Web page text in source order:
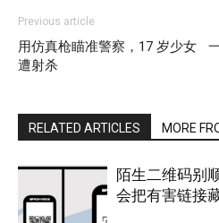
Previous article
用仿真枪瞄准警察，17 岁少女
遭射杀
RELATED ARTICLES MORE
陌生二维码别
会把有害链接